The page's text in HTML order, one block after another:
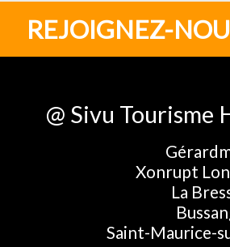
REJOIGNEZ-
@ Sivu Tourisme
Xonrupt
La
Saint-Maurice-